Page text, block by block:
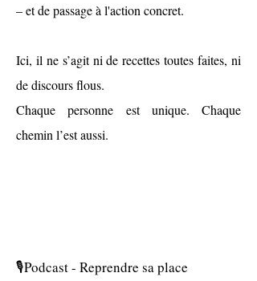
– et de passage à l'action concret.
Ici, il ne s’agit ni de recettes toutes faites, ni
de discours flous.
Chaque personne est unique. Chaque
chemin l’est aussi.
🎙️Podcast - Reprendre sa place